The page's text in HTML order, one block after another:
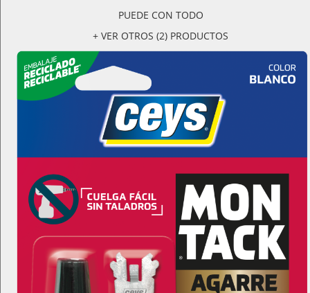
PUEDE CON TODO
+ VER OTROS (2) PRODUCTOS